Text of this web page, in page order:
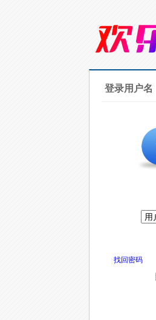
登录用户名
找回密码